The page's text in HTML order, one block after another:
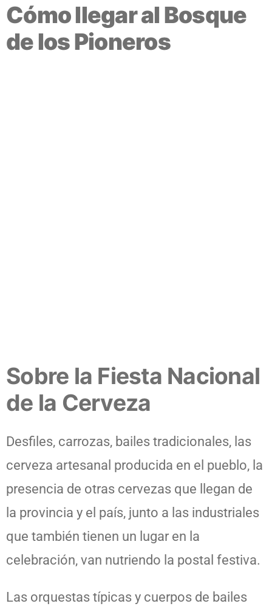
Cómo llegar al Bosque
de los Pioneros
Sobre la Fiesta Nacional
de la Cerveza
Desfiles, carrozas, bailes tradicionales, las
cerveza artesanal producida en el pueblo, la
presencia de otras cervezas que llegan de
la provincia y el país, junto a las industriales
que también tienen un lugar en la
celebración, van nutriendo la postal festiva.
Las orquestas típicas y cuerpos de bailes